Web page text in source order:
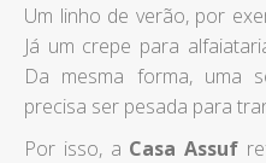
Um linho de verão, por
Já um crepe para
Da mesma forma, uma
precisa ser pesada para
Por isso, a Casa Assuf